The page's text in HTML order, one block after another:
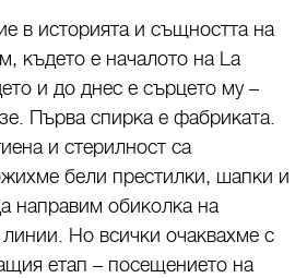
в историята и същността на
където е началото на La
и до днес е сърцето му –
Първа спирка e фабриката.
и стерилност са
бели престилки, шапки и
направим обиколка на
Но всички очаквахме с
етап – посещението на